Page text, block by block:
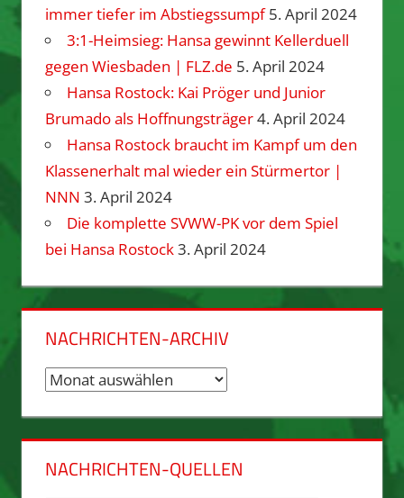
immer tiefer im Abstiegssumpf 5. April 2024
3:1-Heimsieg: Hansa gewinnt Kellerduell
gegen Wiesbaden | FLZ.de 5. April 2024
Hansa Rostock: Kai Pröger und Junior
Brumado als Hoffnungsträger4. April 2024
Hansa Rostock braucht im Kampf um den
Klassenerhalt mal wieder ein Stürmertor |
NNN 3. April 2024
Die komplette SVWW-PK vor dem Spiel
bei Hansa Rostock3. April 2024
NACHRICHTEN-ARCHIV
Nachrichten-
NACHRICHTEN-QUELLEN